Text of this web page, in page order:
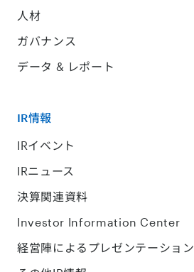
人材
ガバナンス
データ & レポート
IR情報
IRイベント
IRニュース
決算関連資料
Investor Information Center
経営陣によるプレゼンテーション